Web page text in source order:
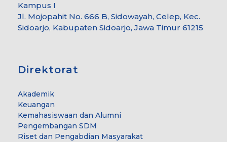
Kampus I
Jl. Mojopahit No. 666 B, Sidowayah, Celep, Kec.
Sidoarjo, Kabupaten Sidoarjo, Jawa Timur 61215
Direktorat
Akademik
Keuangan
Kemahasiswaan dan Alumni
Pengembangan SDM
Riset dan Pengabdian Masyarakat